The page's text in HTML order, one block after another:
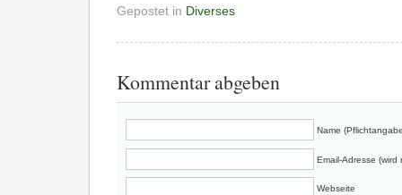
Gepostet in Diverses
Kommentar abgeben
Name
Email-Adresse
Webseite